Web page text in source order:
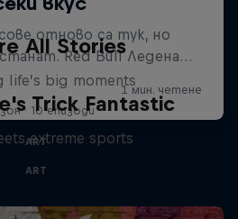
All Stories
life’s big moments
· 10 епизоди
ART
Trick Fantastic
extreme sports
ART